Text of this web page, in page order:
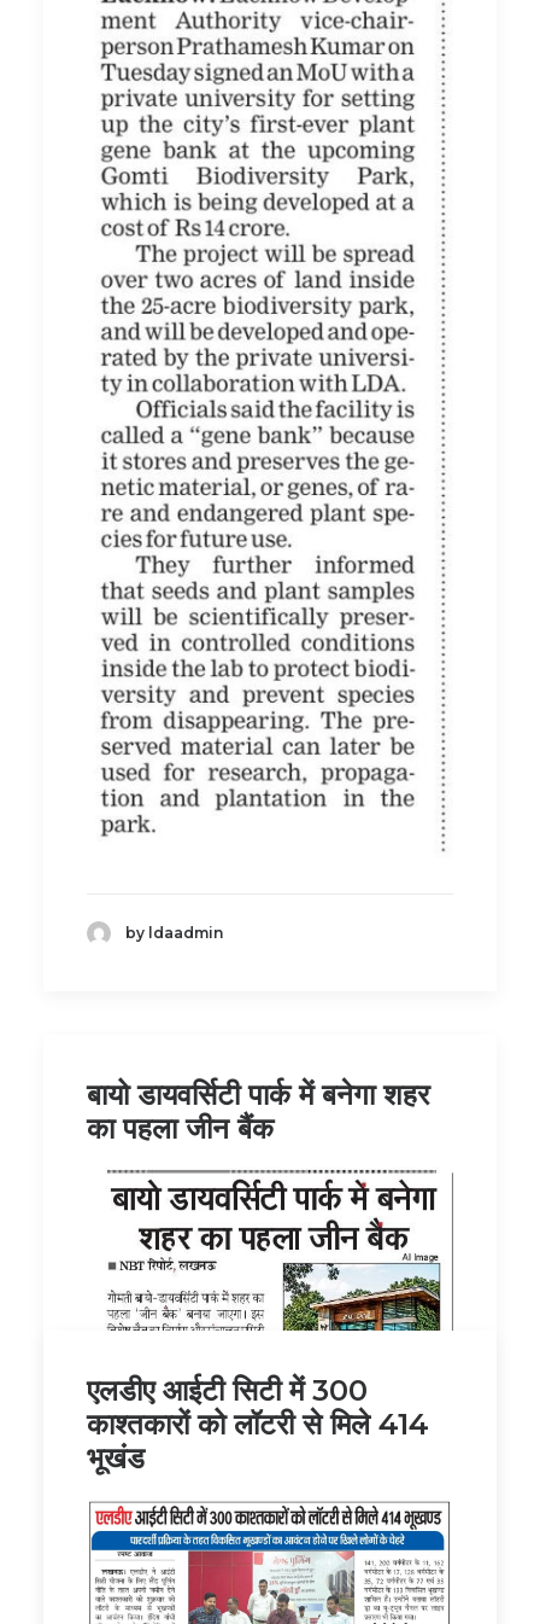
by ldaadmin
बायो डायवर्सिटी पार्क में बनेगा शहर
का पहला जीन बैंक
एलडीए आईटी सिटी में 300
काश्तकारों को लॉटरी से मिले 414
भूखंड